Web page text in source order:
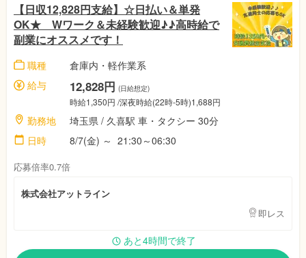
【日収12,828円支給】☆日払い＆単発
OK★ Wワーク＆未経験歓迎♪♪高時給で
副業にオススメです！
職種
倉庫内・軽作業系
給与
12,828円 (日給想定)
時給1,350円 /深夜時給(22時-5時)1,688円
勤務地
埼玉県 / 久喜駅 車・タクシー 30分
日時
8/7(金) ～ 21:30～06:30
応募倍率0.7倍
株式会社アットライン
即レス
あと4時間で終了